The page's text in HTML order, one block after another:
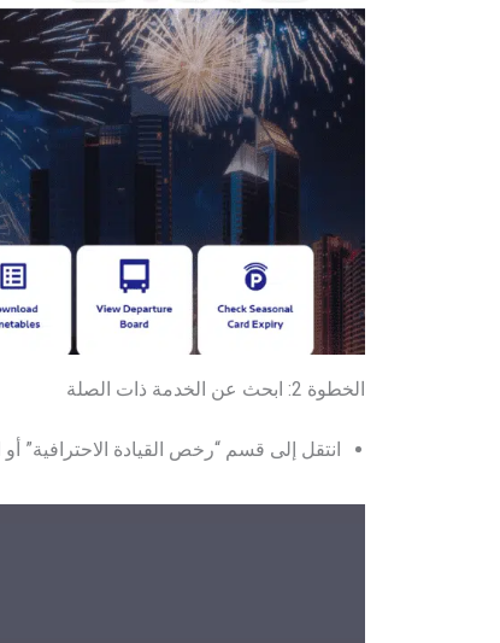
الخطوة 2: ابحث عن الخدمة ذات الصلة
انتقل إلى قسم “رخص القيادة الاحترافية”